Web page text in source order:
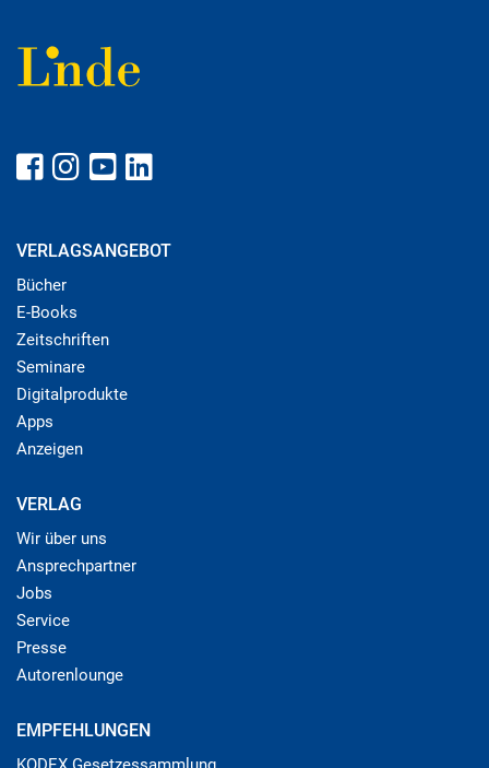
VERLAGSANGEBOT
Bücher
E-Books
Zeitschriften
Seminare
Digitalprodukte
Apps
Anzeigen
VERLAG
Wir über uns
Ansprechpartner
Jobs
Service
Presse
Autorenlounge
EMPFEHLUNGEN